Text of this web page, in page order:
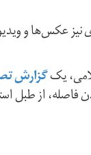
نیز عکس‌ها و
یکگزارش
فاصله،‌ از طبل